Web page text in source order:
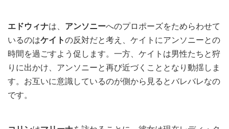
エドウィナは、 アンソニーへのプロポーズをためらわせて
いるのはケイトの反対だと考え、ケイトにアンソニーとの
時間を過ごすよう促します。一方、ケイトは男性たちと狩
りに出かけ、アンソニーと再び近づくこととなり動揺しま
す。お互いに意識しているのが側から見るとバレバレなの
です。